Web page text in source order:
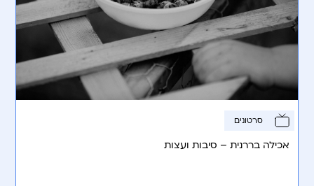
סרטונים
אכילה בררנית – סיבות ועצות